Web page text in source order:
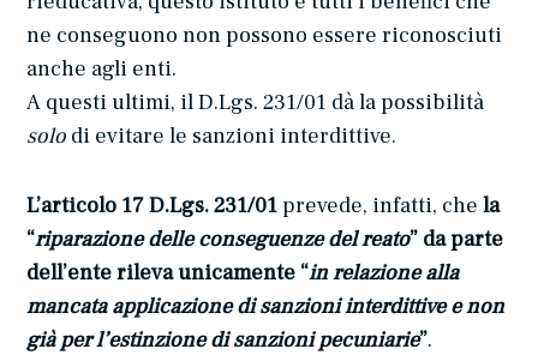
ne conseguono non possono essere riconosciuti
anche agli enti.
A questi ultimi, il D.Lgs. 231/01 dà la possibilità
solo di evitare le sanzioni interdittive.
L’articolo 17 D.Lgs. 231/01 prevede, infatti, chela
“riparazione delle conseguenze del reato” da parte
dell’ente rileva unicamente “in relazione alla
mancata applicazione di sanzioni interdittive e non
già per l’estinzione di sanzioni pecuniarie”.